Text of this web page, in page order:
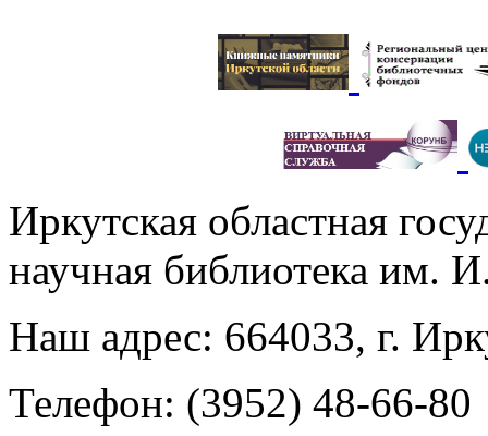
Иркутская областная
научная библиотека им.
Наш адрес: 664033, г.
Телефон: (3952) 48-66-80